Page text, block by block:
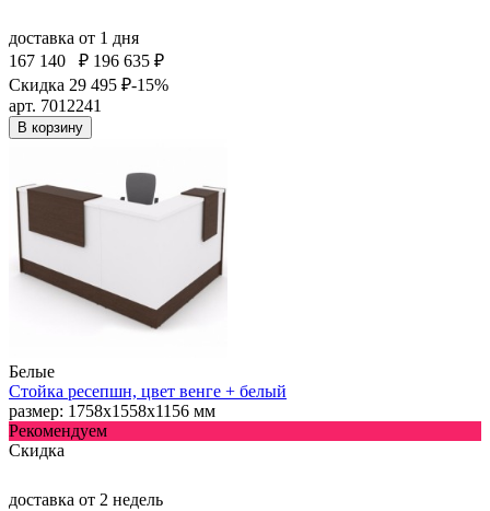
доставка от 1 дня
167 140
₽ 196 635 ₽
Скидка 29 495 ₽-15%
арт. 7012241
В корзину
Белые
Стойка ресепшн, цвет венге + белый
размер: 1758х1558х1156 мм
Рекомендуем
Скидка
доставка от 2 недель